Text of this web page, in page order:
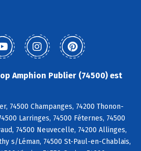
Amphion Publier (74500) est
74500 Champanges, 74200 Thonon-
Larringes, 74500 Féternes, 74500
74500 Neuvecelle, 74200 Allinges,
s/Léman, 74500 St-Paul-en-Chablais,